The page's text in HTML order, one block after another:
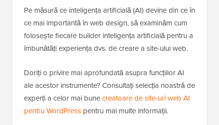
Pe măsură ce inteligența artificială (AI) devine din ce în
ce mai importantă în web design, să examinăm cum
folosește fiecare builder inteligența artificială pentru a
îmbunătăți experiența dvs. de creare a site-ului web.
Doriți o privire mai aprofundată asupra funcțiilor AI
ale acestor instrumente? Consultați selecția noastră de
experți a celor mai bunecreatoare de site-uri web AI
pentru WordPress pentru mai multe informații.